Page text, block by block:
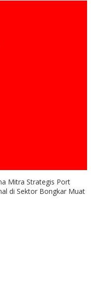
Mitra Strategis Port
di Sektor Bongkar Muat